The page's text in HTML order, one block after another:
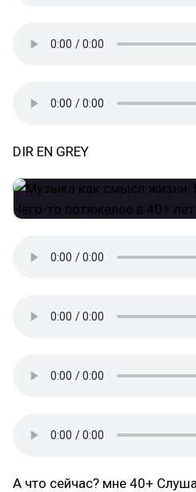
DIR EN GREY
А что сейчас? мне 40+